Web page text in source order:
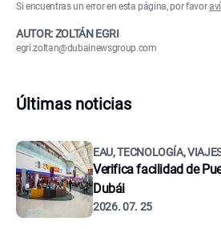
Si encuentras un error en esta página, por favor
AUTOR: ZOLTÁN EGRI
egri.zoltan@dubainewsgroup.com
Últimas noticias
EAU, TECNOLOGÍA,
Verifica facilidad de
Dubái
2026. 07. 25